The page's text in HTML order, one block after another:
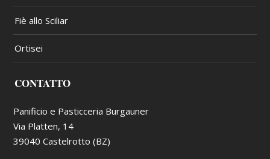
Fiè allo Sciliar
Ortisei
CONTATTO
Panificio e Pasticceria Burgauner
Via Platten, 14
39040 Castelrotto (BZ)